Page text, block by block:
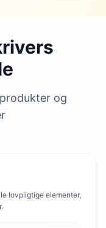
og
lovpligtige elementer,